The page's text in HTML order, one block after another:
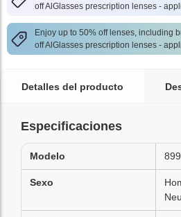
off AlGlasses prescription lenses -
Enjoy up to 50% off lenses, including
off AlGlasses prescription lenses -
Detalles del producto
Especificaciones
Modelo
Sexo